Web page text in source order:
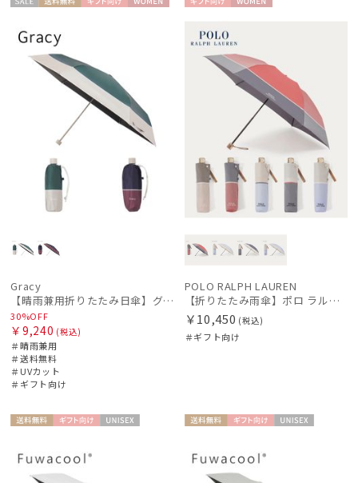
ル
料
Gracy
【晴雨兼用折りたたみ日傘】グレイシー (Gracy) Retro Sports 一級遮光99.99% 遮熱 UV99％ 簡単開閉
30%OFF
￥9,240 (税込)
＃晴雨兼用
＃送料無料
＃UVカット
＃ギフト向け
向け
POLO RALPH LAUREN
【折りたたみ雨傘】ポロ ラルフ ローレン（POLO RALPH LAUREN）バイカラーツイルロゴ刺繍
￥10,450 (税込)
＃ギフト向け
料
料